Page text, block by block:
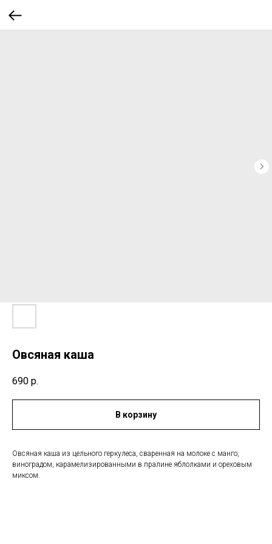
Овсяная каша
690 р.
В корзину
Овсяная каша из цельного геркулеса, сваренная на молоке с манго,
виноградом, карамелизированными в пралине яблолками и ореховым
миксом.